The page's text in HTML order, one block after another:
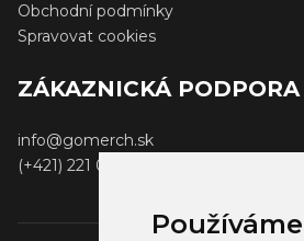
Obchodní podmínky
Spravovat cookies
ZÁKAZNICKÁ PODPORA
info@gomerch.sk
(+421) 221 001 000